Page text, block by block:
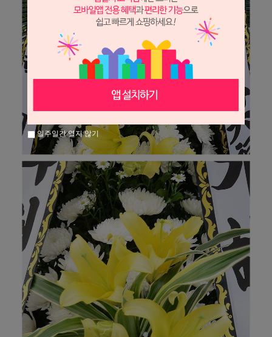
일주일간 열지 않기